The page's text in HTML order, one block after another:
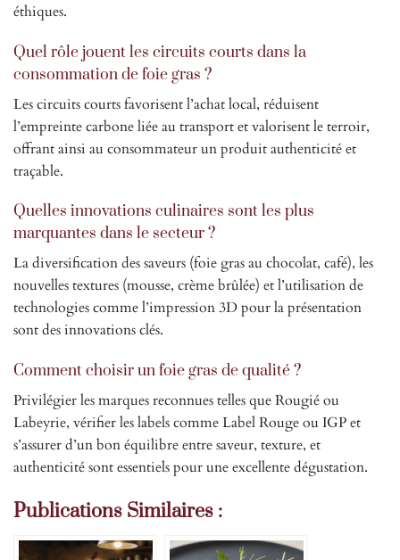
éthiques.
Quel rôle jouent les circuits courts dans la
consommation de foie gras ?
Les circuits courts favorisent l’achat local, réduisent
l’empreinte carbone liée au transport et valorisent le terroir,
offrant ainsi au consommateur un produit authenticité et
traçable.
Quelles innovations culinaires sont les plus
marquantes dans le secteur ?
La diversification des saveurs (foie gras au chocolat, café), les
nouvelles textures (mousse, crème brûlée) et l’utilisation de
technologies comme l’impression 3D pour la présentation
sont des innovations clés.
Comment choisir un foie gras de qualité ?
Privilégier les marques reconnues telles que Rougié ou
Labeyrie, vérifier les labels comme Label Rouge ou IGP et
s’assurer d’un bon équilibre entre saveur, texture, et
authenticité sont essentiels pour une excellente dégustation.
Publications Similaires :